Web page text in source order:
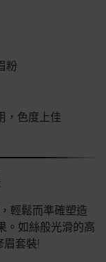
粉
，色度上佳
輕鬆而準確塑造
。如絲般光滑的高
套裝!